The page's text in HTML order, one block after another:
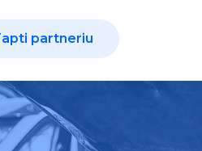
partneriu